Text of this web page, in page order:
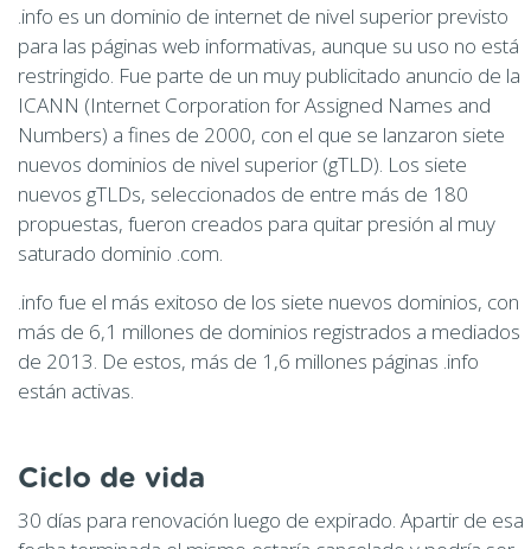
.info es un dominio de internet de nivel superior previsto
para las páginas web informativas, aunque su uso no está
restringido. Fue parte de un muy publicitado anuncio de la
ICANN (Internet Corporation for Assigned Names and
Numbers) a fines de 2000, con el que se lanzaron siete
nuevos dominios de nivel superior (gTLD). Los siete
nuevos gTLDs, seleccionados de entre más de 180
propuestas, fueron creados para quitar presión al muy
saturado dominio .com.
.info fue el más exitoso de los siete nuevos dominios, con
más de 6,1 millones de dominios registrados a mediados
de 2013. De estos, más de 1,6 millones páginas .info
están activas.
Ciclo de vida
30 días para renovación luego de expirado. Apartir de esa